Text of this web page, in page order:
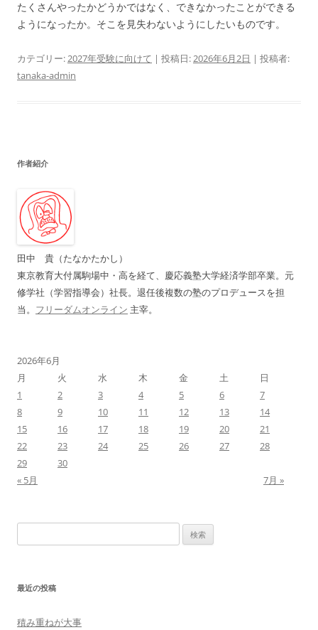
たくさんやったかどうかではなく、できなかったことができる
ようになったか。そこを見失わないようにしたいものです。
カテゴリー: 2027年受験に向けて | 投稿日: 2026年6月2日 | 投稿者:
tanaka-admin
作者紹介
田中 貴（たなかたかし）
東京教育大付属駒場中・高を経て、慶応義塾大学経済学部卒業。元
修学社（学習指導会）社長。退任後複数の塾のプロデュースを担
当。 フリーダムオンライン 主宰。
2026年6月
月
火 水 木 金 土
日
1
2 3 4 5 6
7
8
9 10 11 12 13
14
15
16 17 18 19 20
21
22
23 24 25 26 27
28
29
30
« 5月
7月 »
索:
最近の投稿
積み重ねが大事